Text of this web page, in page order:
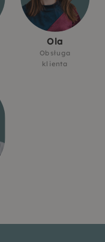
Ola
Obsługa
klienta